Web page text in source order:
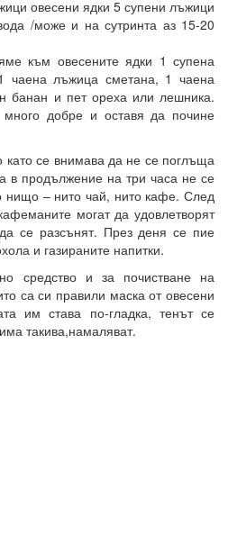
овесени ядки 5 супени лъжици
/може и на сутринта аз 15-20
към овесените ядки 1 супена
чаена лъжица сметана, 1 чаена
банан и пет ореха или лешника.
много добре и оставя да почине
се внимава да не се поглъща
в продължение на три часа не се
нищо – нито чай, нито кафе. След
могат да удовлетворят
се разсънят. През деня се пие
и газираните напитки.
средство и за почистване на
са си правили маска от овесени
им става по-гладка, тенът се
такива,намаляват.